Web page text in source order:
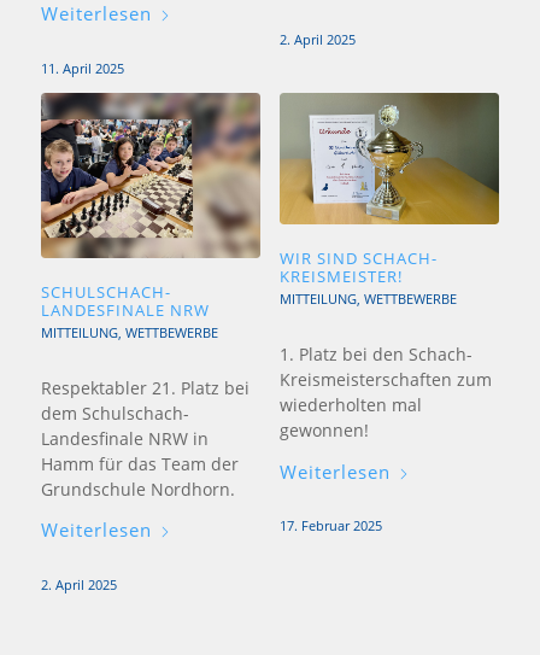
Weiterlesen
11. April 2025
2. April 2025
SCHULSCHACH-
LANDESFINALE NRW
MITTEILUNG, WETTBEWERBE
Respektabler 21. Platz bei
dem Schulschach-
Landesfinale NRW in
Hamm für das Team der
Grundschule Nordhorn.
Weiterlesen
2. April 2025
WIR SIND SCHACH-
KREISMEISTER!
MITTEILUNG, WETTBEWERBE
1. Platz bei den Schach-
Kreismeisterschaften zum
wiederholten mal
gewonnen!
Weiterlesen
17. Februar 2025